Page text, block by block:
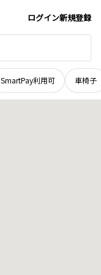
ログイン新規登録
SmartPay利用可 車椅子